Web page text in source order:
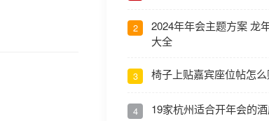
2
2024年年会主题方案 龙
大全
3 椅子上贴嘉宾座位帖怎
4 19家杭州适合开年会的